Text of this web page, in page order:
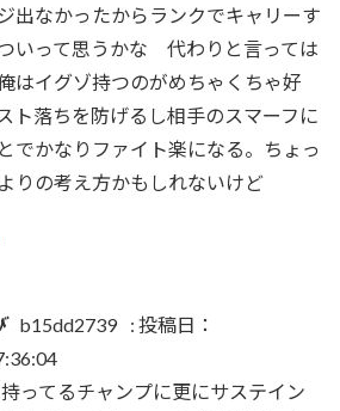
出なかったからランクでキャリーす
いって思うかな 代わりと言っては
はイグゾ持つのがめちゃくちゃ好
ト落ちを防げるし相手のスマーフに
でかなりファイト楽になる。ちょっ
りの考え方かもしれないけど
b15dd2739 : 投稿日：
ってるチャンプに更にサステイン